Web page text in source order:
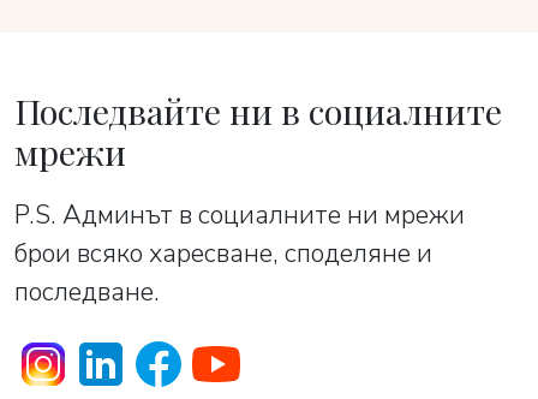
Последвайте ни в социалните
мрежи
P.S. Админът в социалните ни мрежи
брои всяко харесване, споделяне и
последване.